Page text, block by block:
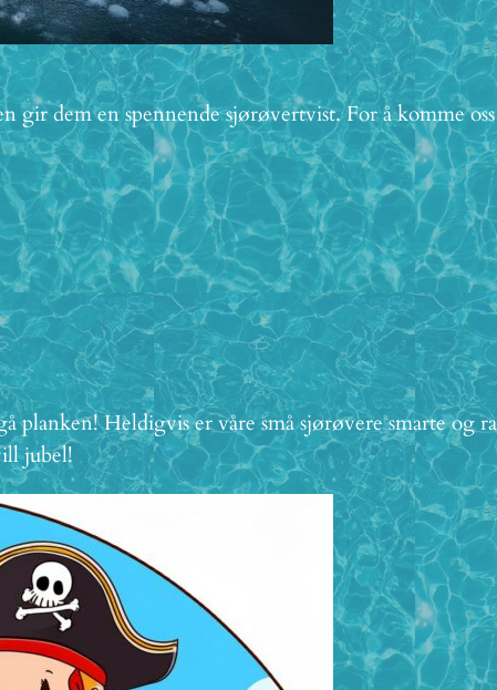
gir dem en spennende sjørøvertvist. For å komme
planken! Heldigvis er våre små sjørøvere smarte og
jubel!